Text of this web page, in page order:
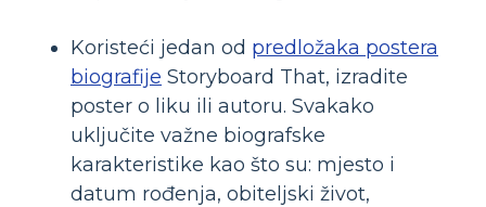
Koristeći jedan od predložaka postera
biografije Storyboard That, izradite
poster o liku ili autoru. Svakako
uključite važne biografske
karakteristike kao što su: mjesto i
datum rođenja, obiteljski život,